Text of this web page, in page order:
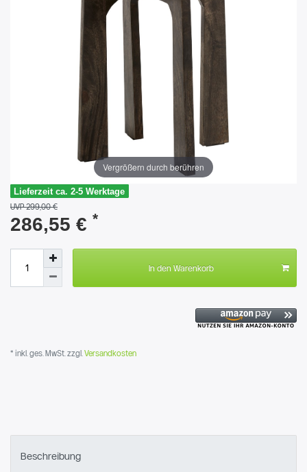
Vergrößern durch berühren
Lieferzeit ca. 2-5 Werktage
UVP 299,00 €
286,55 € *
In den Warenkorb
* inkl. ges. MwSt. zzgl. Versandkosten
Beschreibung